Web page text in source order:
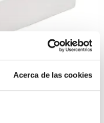
Acerca de las cookies